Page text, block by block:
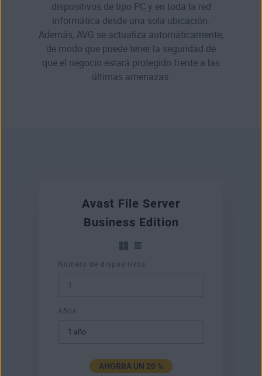
dispositivos de tipo PC y en toda la red
informática desde una sola ubicación.
Además, AVG se actualiza automáticamente,
de modo que puede tener la seguridad de
que el negocio estará protegido frente a las
últimas amenazas.
Avast File Server
Business Edition
Número de dispositivos
Años
AHORRA UN 20 %